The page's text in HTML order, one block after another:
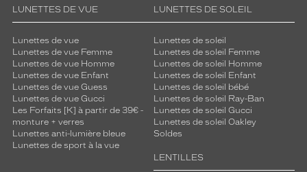
LUNETTES DE VUE
Lunettes de vue
Lunettes de vue Femme
Lunettes de vue Homme
Lunettes de vue Enfant
Lunettes de vue Guess
Lunettes de vue Gucci
Les Forfaits [K] à partir de 39€ -
monture + verres
Lunettes anti-lumière bleue
Lunettes de sport à la vue
LUNETTES DE SOLEIL
Lunettes de soleil
Lunettes de soleil Femme
Lunettes de soleil Homme
Lunettes de soleil Enfant
Lunettes de soleil bébé
Lunettes de soleil Ray-Ban
Lunettes de soleil Gucci
Lunettes de soleil Oakley
Soldes
LENTILLES